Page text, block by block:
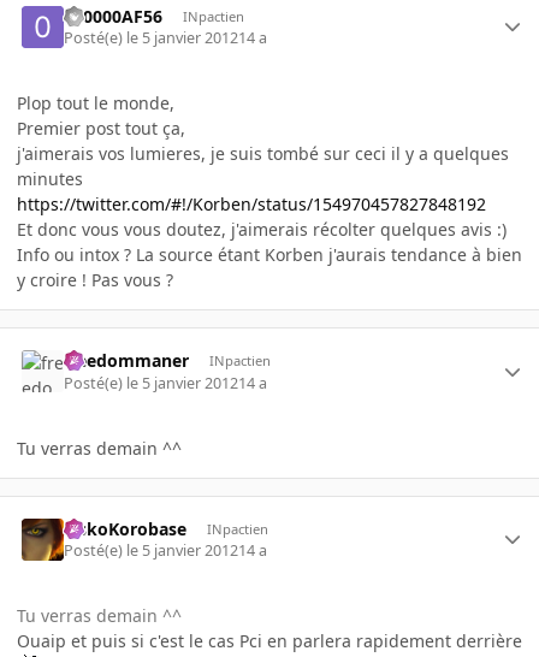
0x0000AF56 INpactien
Posté(e) le 5 janvier 201214 a
Plop tout le monde,
Premier post tout ça,
j'aimerais vos lumieres, je suis tombé sur ceci il y a quelques
minutes
https://twitter.com/#!/Korben/status/154970457827848192
Et donc vous vous doutez, j'aimerais récolter quelques avis :)
Info ou intox ? La source étant Korben j'aurais tendance à bien
y croire ! Pas vous ?
freedommaner INpactien
Posté(e) le 5 janvier 201214 a
Tu verras demain ^^
SiskoKorobase INpactien
Posté(e) le 5 janvier 201214 a
Tu verras demain ^^
Ouaip et puis si c'est le cas Pci en parlera rapidement derrière